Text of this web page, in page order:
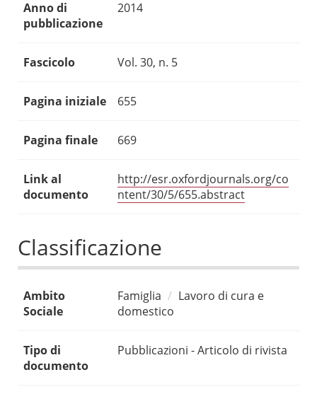
Anno di
pubblicazione
2014
Fascicolo Vol. 30, n. 5
Pagina iniziale 655
Pagina finale 669
Link al
documento
http://esr.oxfordjournals.org/co
ntent/30/5/655.abstract
Classificazione
Ambito
Sociale
Famiglia
Lavoro di cura e
domestico
Tipo di
documento
Pubblicazioni - Articolo di rivista